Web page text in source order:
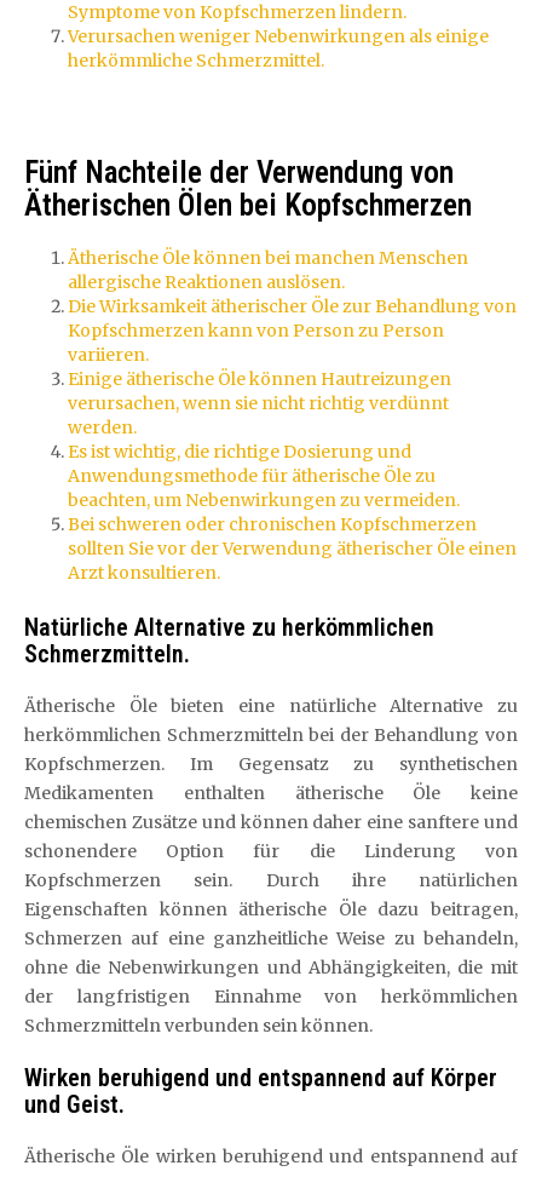
Symptome von Kopfschmerzen lindern.
Verursachen weniger Nebenwirkungen als einige
herkömmliche Schmerzmittel.
Fünf Nachteile der Verwendung von
Ätherischen Ölen bei Kopfschmerzen
Ätherische Öle können bei manchen Menschen
allergische Reaktionen auslösen.
Die Wirksamkeit ätherischer Öle zur Behandlung von
Kopfschmerzen kann von Person zu Person
variieren.
Einige ätherische Öle können Hautreizungen
verursachen, wenn sie nicht richtig verdünnt
werden.
Es ist wichtig, die richtige Dosierung und
Anwendungsmethode für ätherische Öle zu
beachten, um Nebenwirkungen zu vermeiden.
Bei schweren oder chronischen Kopfschmerzen
sollten Sie vor der Verwendung ätherischer Öle einen
Arzt konsultieren.
Natürliche Alternative zu herkömmlichen
Schmerzmitteln.
Ätherische Öle bieten eine natürliche Alternative zu
herkömmlichen Schmerzmitteln bei der Behandlung von
Kopfschmerzen. Im Gegensatz zu synthetischen
Medikamenten enthalten ätherische Öle keine
chemischen Zusätze und können daher eine sanftere und
schonendere Option für die Linderung von
Kopfschmerzen sein. Durch ihre natürlichen
Eigenschaften können ätherische Öle dazu beitragen,
Schmerzen auf eine ganzheitliche Weise zu behandeln,
ohne die Nebenwirkungen und Abhängigkeiten, die mit
der langfristigen Einnahme von herkömmlichen
Schmerzmitteln verbunden sein können.
Wirken beruhigend und entspannend auf Körper
und Geist.
Ätherische Öle wirken beruhigend und entspannend auf